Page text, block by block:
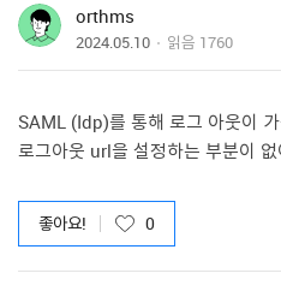
orthms
2024.05.10 읽음 1760
SAML (Idp)를 통해 로그 아웃이
로그아웃 url을 설정하는 부분이
좋아요! 0